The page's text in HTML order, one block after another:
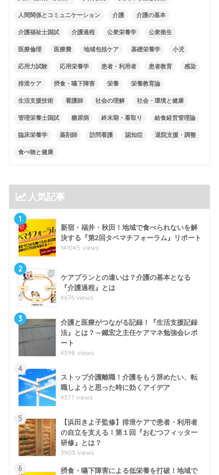
人間関係とコミュニケーション 介護 介護の基本
介護福祉士国試 介護過程 公衆栄養学 公衆衛生
医療倫理 医療費 地域包括ケア 基礎栄養学 小児
応用力試験 応用栄養学 患者・利用者 患者教育 感染
排泄ケア 摂食・嚥下障害 栄養 栄養教育論
生活支援技術 看護師 社会の理解 社会・環境と健康
管理栄養士国試 糖尿病 終末期・看取り 給食経営管理論
臨床栄養学 薬剤師 訪問看護 認知症 退院支援・調整
食べ物と健康
人気記事
1
新宿・福井・秋田！地域で食べられないを解
決する『第2回タベマチフォーラム』リポート
141045 views
2
ケアプランとの違いは？介護の基本となる
『介護過程』とは
4676 views
3
介護と医療がつながる記録！『生活支援記録
法』とは？～鐵宏之主任ケアマネ勉強会レポ
ート
4398 views
4
ストップ介護離職！介護をもう辞めたい、転
職しようと思った時に効くアイデア
4371 views
5
【浜田きよ子監修】排泄ケアで患者・利用者
の自立を支える！第１回『おむつフィッター
研修』とは？
3903 views
6
摂食・嚥下障害による低栄養を打破！地域で